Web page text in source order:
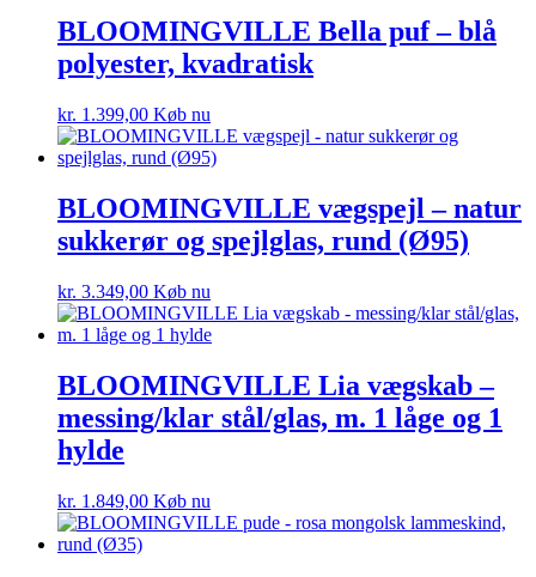
BLOOMINGVILLE Bella puf – blå
polyester, kvadratisk
kr. 1.399,00 Køb nu
BLOOMINGVILLE vægspejl – natur
sukkerør og spejlglas, rund (Ø95)
kr. 3.349,00 Køb nu
BLOOMINGVILLE Lia vægskab –
messing/klar stål/glas, m. 1 låge og 1
hylde
kr. 1.849,00 Køb nu